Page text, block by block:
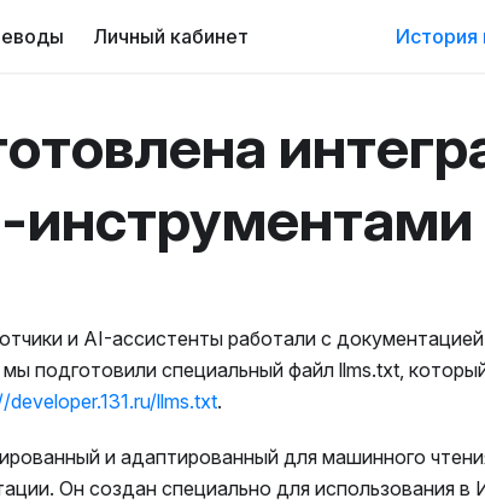
Личный кабинет История
и AI-ассистенты работали с
подготовили специальный файл llms.txt,
developer.131.ru/llms.txt.
и адаптированный для машинного
Он создан специально для использования